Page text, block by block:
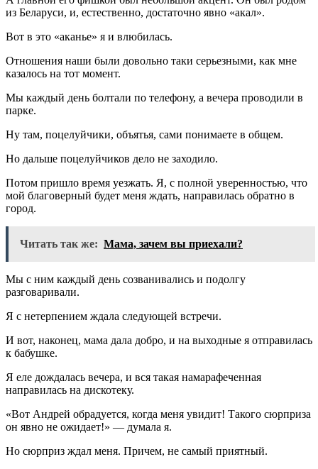
из Беларуси, и, естественно, достаточно явно «акал».
Вот в это «аканье» я и влюбилась.
Отношения наши были довольно таки серьезными, как мне
казалось на тот момент.
Мы каждый день болтали по телефону, а вечера проводили в
парке.
Ну там, поцелуйчики, объятья, сами понимаете в общем.
Но дальше поцелуйчиков дело не заходило.
Потом пришло время уезжать. Я, с полной уверенностью, что
мой благоверный будет меня ждать, направилась обратно в
город.
Читать так же: Мама, зачем вы приехали?
Мы с ним каждый день созванивались и подолгу
разговаривали.
Я с нетерпением ждала следующей встречи.
И вот, наконец, мама дала добро, и на выходные я отправилась
к бабушке.
Я еле дождалась вечера, и вся такая намарафеченная
направилась на дискотеку.
«Вот Андрей обрадуется, когда меня увидит! Такого сюрприза
он явно не ожидает!» — думала я.
Но сюрприз ждал меня. Причем, не самый приятный.